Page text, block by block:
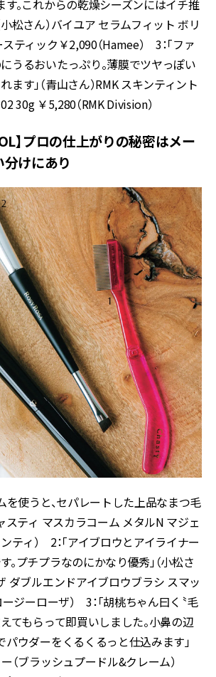
す。これからの乾燥シーズンにはイチ推
小松さん）バイユア セラムフィット ボリ
ティック￥2,090（Hamee） 3：「ファ
うるおいたっぷり。薄膜でツヤっぽい
ます」（青山さん）RMK スキンティント
02 30g ￥5,280（RMK Division）
】プロの仕上がりの秘密はメー
けにあり
を使うと、セパレートした上品なまつ毛
ャスティ マスカラコーム メタルN マジェ
ティ） 2：「アイブロウとアイライナー
。プチプラなのにかなり優秀」（小松さ
ダブルエンドアイブロウブラシ スマッ
ジーローザ） 3：「胡桃ちゃん曰く〝毛
えてもらって即買いしました。小鼻の辺
パウダーをくるくるっと仕込みます」
ー（ブラッシュプードル&クレーム）